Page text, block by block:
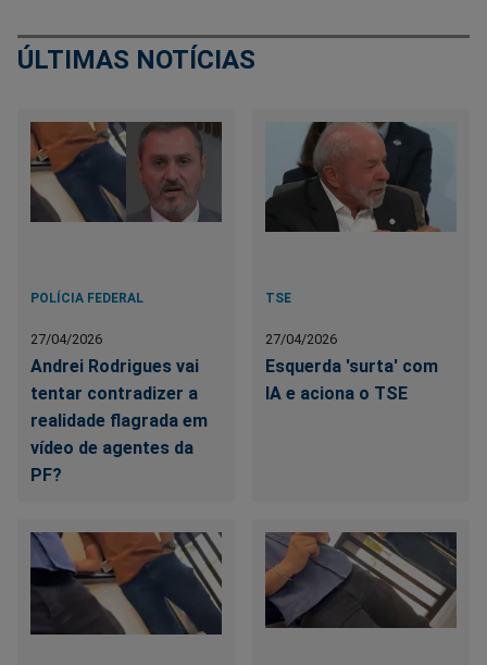
ÚLTIMAS NOTÍCIAS
POLÍCIA FEDERAL
27/04/2026
Andrei Rodrigues vai
tentar contradizer a
realidade flagrada em
vídeo de agentes da
PF?
TSE
27/04/2026
Esquerda 'surta' com
IA e aciona o TSE